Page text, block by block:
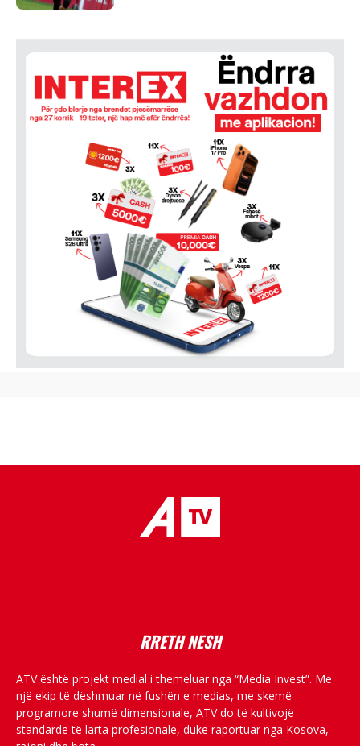
RRETH NESH
ATV është projekt medial i themeluar nga “Media Invest”. Me
një ekip të dëshmuar në fushën e medias, me skemë
programore shumë dimensionale, ATV do të kultivojë
standarde të larta profesionale, duke raportuar nga Kosova,